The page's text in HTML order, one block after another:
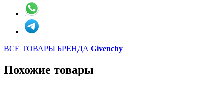
ВСЕ ТОВАРЫ БРЕНДА Givenchy
Похожие товары